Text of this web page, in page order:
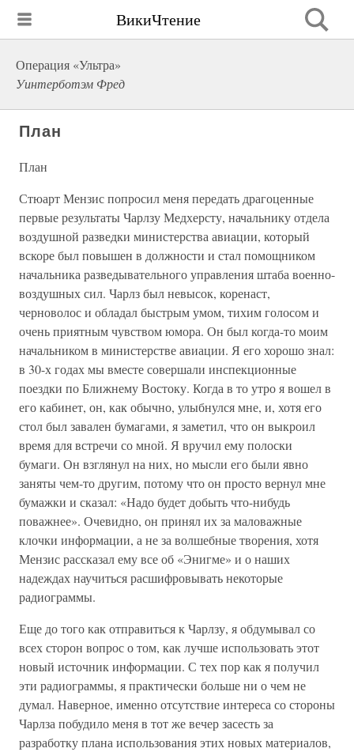
ВикиЧтение
Операция «Ультра»
Уинтерботэм Фред
План
План
Стюарт Мензис попросил меня передать драгоценные
первые результаты Чарлзу Медхерсту, начальнику отдела
воздушной разведки министерства авиации, который
вскоре был повышен в должности и стал помощником
начальника разведывательного управления штаба военно-
воздушных сил. Чарлз был невысок, коренаст,
черноволос и обладал быстрым умом, тихим голосом и
очень приятным чувством юмора. Он был когда-то моим
начальником в министерстве авиации. Я его хорошо знал:
в 30-х годах мы вместе совершали инспекционные
поездки по Ближнему Востоку. Когда в то утро я вошел в
его кабинет, он, как обычно, улыбнулся мне, и, хотя его
стол был завален бумагами, я заметил, что он выкроил
время для встречи со мной. Я вручил ему полоски
бумаги. Он взглянул на них, но мысли его были явно
заняты чем-то другим, потому что он просто вернул мне
бумажки и сказал: «Надо будет добыть что-нибудь
поважнее». Очевидно, он принял их за маловажные
клочки информации, а не за волшебные творения, хотя
Мензис рассказал ему все об «Энигме» и о наших
надеждах научиться расшифровывать некоторые
радиограммы.
Еще до того как отправиться к Чарлзу, я обдумывал со
всех сторон вопрос о том, как лучше использовать этот
новый источник информации. С тех пор как я получил
эти радиограммы, я практически больше ни о чем не
думал. Наверное, именно отсутствие интереса со стороны
Чарлза побудило меня в тот же вечер засесть за
разработку плана использования этих новых материалов,